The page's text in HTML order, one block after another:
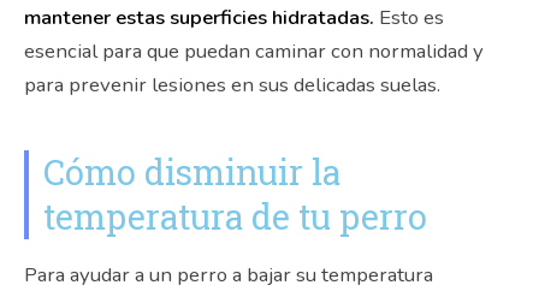
mantener estas superficies hidratadas. Esto es
esencial para que puedan caminar con normalidad y
para prevenir lesiones en sus delicadas suelas.
Cómo disminuir la
temperatura de tu perro
Para ayudar a un perro a bajar su temperatura